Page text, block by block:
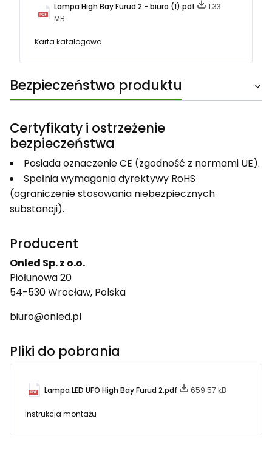
Lampa High Bay Furud 2 - biuro (1).pdf
1.33
MB
Karta katalogowa
Bezpieczeństwo produktu
Certyfikaty i ostrzeżenie
bezpieczeństwa
Posiada oznaczenie CE (zgodność z normami UE).
Spełnia wymagania dyrektywy RoHS
(ograniczenie stosowania niebezpiecznych
substancji).
Producent
Onled Sp. z o.o.
Piołunowa 20
54-530 Wrocław, Polska
biuro@onled.pl
Pliki do pobrania
Lampa LED UFO High Bay Furud 2.pdf 659.57 kB
Instrukcja montażu